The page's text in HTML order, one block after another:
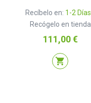
Recíbelo en: 1-2 Días
Recógelo en tienda
Precio
111,00 €
shopping_cart